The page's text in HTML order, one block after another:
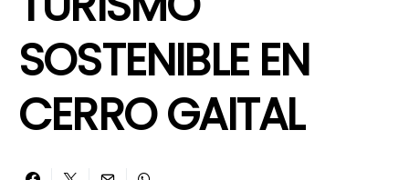
SOSTENIBLE EN
CERRO GAITAL